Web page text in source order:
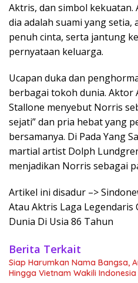
Aktris, dan simbol kekuatan.
dia adalah suami yang setia,
penuh cinta, serta jantung
pernyataan keluarga.
Ucapan duka dan
berbagai tokoh dunia. Aktor
Stallone menyebut Norris
sejati” dan pria hebat yang
bersamanya. Di Pada Yang
martial artist Dolph
menjadikan Norris sebagai
Artikel ini disadur –>
Atau Aktris Laga
Dunia Di Usia 86 Tahun
Berita Terkait
Siap Harumkan Nama Bangsa,
Hingga Vietnam Wakili